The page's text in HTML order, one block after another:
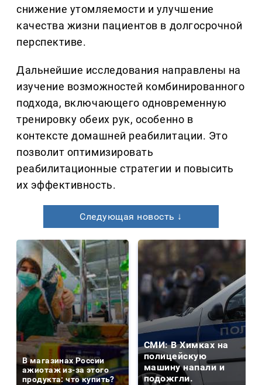
снижение утомляемости и улучшение
качества жизни пациентов в долгосрочной
перспективе.
Дальнейшие исследования направлены на
изучение возможностей комбинированного
подхода, включающего одновременную
тренировку обеих рук, особенно в
контексте домашней реабилитации. Это
позволит оптимизировать
реабилитационные стратегии и повысить
их эффективность.
Следующая новость ↓
В магазинах России
ажиотаж из-за этого
продукта: что купить?
СМИ: В Химках на
полицейскую
машину напали и
подожгли.